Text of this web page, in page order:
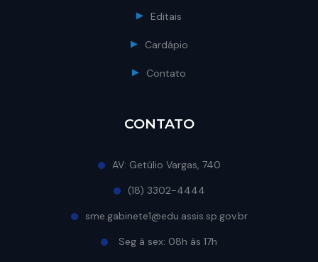
Editais
Cardápio
Contato
CONTATO
AV: Getúlio Vargas, 740
(18) 3302-4444
sme.gabinete1@edu.assis.sp.gov.br
Seg à sex: 08h às 17h